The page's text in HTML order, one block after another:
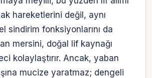
hareketlerini değil, aynı
sindirim fonksiyonlarını da
mersini, doğal lif kaynağı
kolaylaştırır. Ancak, yaban
mucize yaratmaz; dengeli